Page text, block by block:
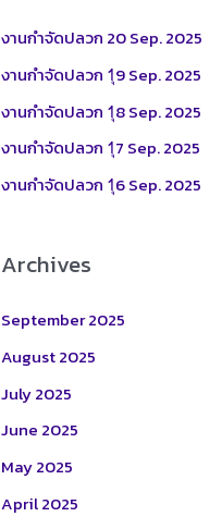
h
f
งานกำจัดปลวก 20 Sep. 2025
งานกำจัดปลวก 1ุ9 Sep. 2025
งานกำจัดปลวก 1ุ8 Sep. 2025
งานกำจัดปลวก 1ุ7 Sep. 2025
งานกำจัดปลวก 1ุ6 Sep. 2025
Archives
September 2025
August 2025
July 2025
June 2025
May 2025
April 2025